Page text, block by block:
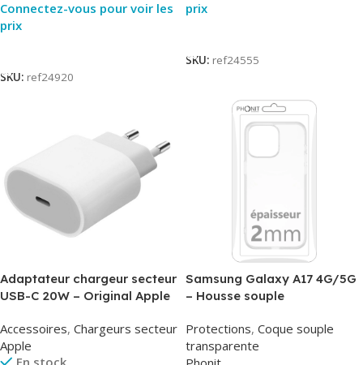
Connectez-vous pour voir les
prix
SKU: ref24920
prix
SKU: ref24555
Adaptateur chargeur secteur
USB-C 20W – Original Apple
Accessoires, Chargeurs secteur
Apple
Samsung Galaxy A17 4G/5G
– Housse souple
Protections, Coque souple
transparente